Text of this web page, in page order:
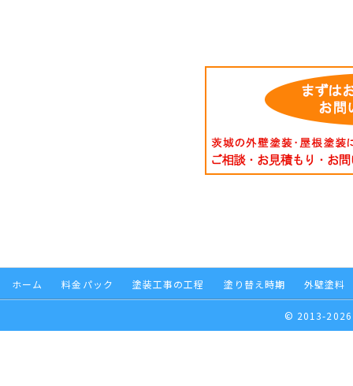
ホーム 料金パック 塗装工事の工程 塗り替え時期 外壁塗料
© 2013-2026